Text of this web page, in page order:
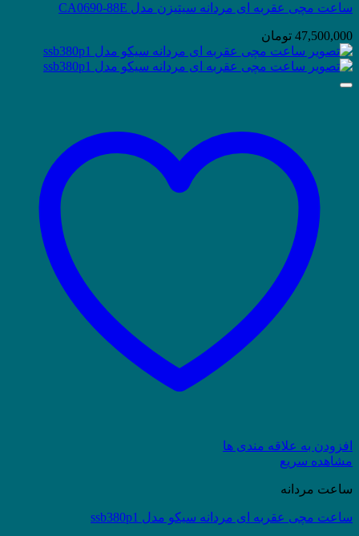
ساعت مچی عقربه ای مردانه سیتیزن مدل CA0690-88E
47,500,000 تومان
افزودن به علاقه مندی ها
مشاهده سریع
ساعت مردانه
ساعت مچی عقربه ای مردانه سیکو مدل ssb380p1